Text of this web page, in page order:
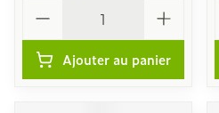
Ajouter au panier